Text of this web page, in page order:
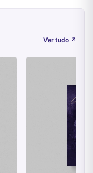
Ver tudo ↗